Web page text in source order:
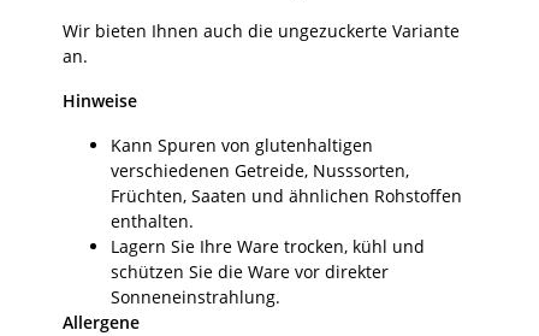
Wir bieten Ihnen auch die ungezuckerte Variante
an.
Hinweise
Kann Spuren von glutenhaltigen
verschiedenen Getreide, Nusssorten,
Früchten, Saaten und ähnlichen Rohstoffen
enthalten.
Lagern Sie Ihre Ware trocken, kühl und
schützen Sie die Ware vor direkter
Sonneneinstrahlung.
Allergene